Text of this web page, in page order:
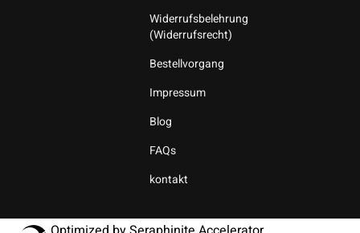
Widerrufsbelehrung
(Widerrufsrecht)
Bestellvorgang
Impressum
Blog
FAQs
kontakt